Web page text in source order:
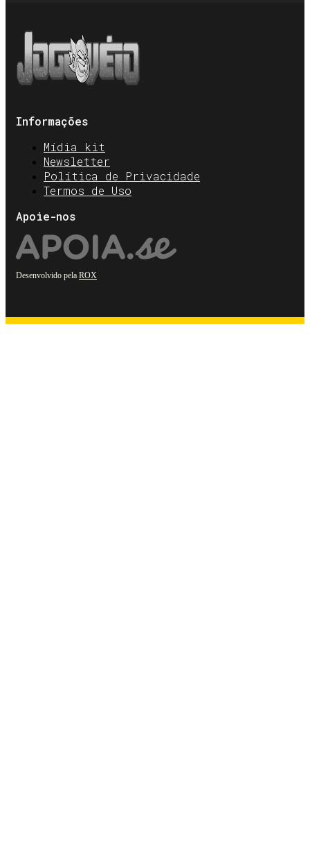
Informações
Mídia kit
Newsletter
Política de Privacidade
Termos de Uso
Apoie-nos
Desenvolvido pela ROX